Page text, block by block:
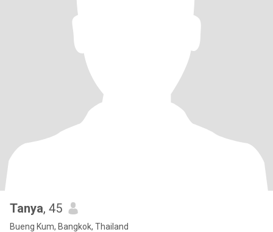
Tanya, 45
Bueng Kum, Bangkok, Thailand